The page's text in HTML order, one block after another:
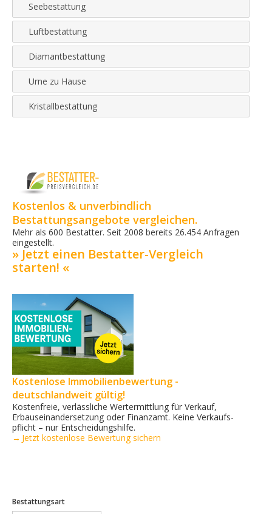
Seebestattung
Luftbestattung
Diamantbestattung
Urne zu Hause
Kristallbestattung
Kostenlos & unverbindlich
Bestattungsangebote vergleichen.
Mehr als 600 Bestatter. Seit 2008 bereits 26.454 Anfragen
eingestellt.
» Jetzt einen Bestatter-Vergleich
starten! «
Kostenlose Immobilienbewertung -
deutschlandweit gültig!
Kostenfreie, verlässliche Wertermittlung für Verkauf,
Erbauseinandersetzung oder Finanzamt. Keine Verkaufs­
pflicht – nur Entscheidungshilfe.
→ Jetzt kostenlose Bewertung sichern
Bestattungsart